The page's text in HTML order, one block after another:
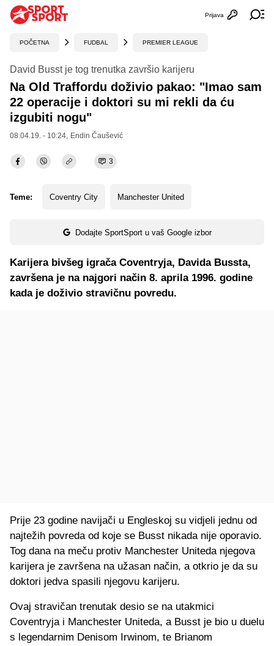
Otvori
Prijava
POČETNA FUDBAL PREMIER LEAGUE
David Busst je tog trenutka završio karijeru
Na Old Traffordu doživio pakao: "Imao sam
22 operacije i doktori su mi rekli da ću
izgubiti nogu"
08.04.19. - 10:24, Endin Čaušević
3
Teme: Coventry City Manchester United
Dodajte SportSport u vaš Google izbor
Karijera bivšeg igrača Coventryja, Davida Bussta,
završena je na najgori način 8. aprila 1996. godine
kada je doživio stravičnu povredu.
Prije 23 godine navijači u Engleskoj su vidjeli jednu od
najtežih povreda od koje se Busst nikada nije oporavio.
Tog dana na meču protiv Manchester Uniteda njegova
karijera je završena na užasan način, a otkrio je da su
doktori jedva spasili njegovu karijeru.
Ovaj stravičan trenutak desio se na utakmici
Coventryja i Manchester Uniteda, a Busst je bio u duelu
s legendarnim Denisom Irwinom, te Brianom